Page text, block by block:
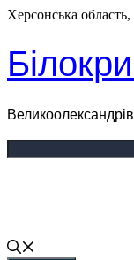
Перейти
Херсонська